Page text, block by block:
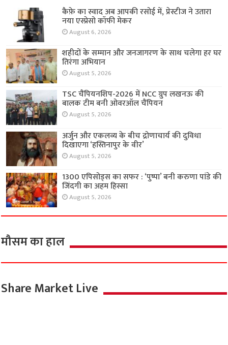
कैफ़े का स्वाद अब आपकी रसोई में, प्रेस्टीज ने उतारा
नया एस्प्रेसो कॉफी मेकर
August 6, 2026
शहीदों के सम्मान और जनजागरण के साथ चलेगा हर घर
तिरंगा अभियान
August 5, 2026
TSC चैंपियनशिप-2026 में NCC ग्रुप लखनऊ की
बालक टीम बनी ओवरऑल चैंपियन
August 5, 2026
अर्जुन और एकलव्य के बीच द्रोणाचार्य की दुविधा
दिखाएगा ‘हस्तिनापुर के वीर’
August 5, 2026
1300 एपिसोड्स का सफर : ‘पुष्पा’ बनी करुणा पांडे की
जिंदगी का अहम हिस्सा
August 5, 2026
मौसम का हाल
Share Market Live